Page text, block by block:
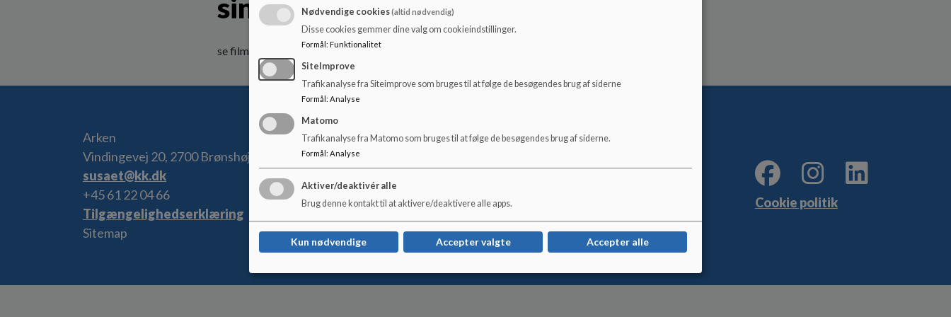
sin funktion i Arken
se film
Arken
Vindingevej 20, 2700 Brønshøj
susaet@kk.dk
+45 61 22 04 66
Tilgængelighedserklæring
Sitemap
Cookie politik
Nødvendige cookies(altid nødvendig)
Disse cookies gemmer dine valg om cookieindstillinger.
Formål : Funktionalitet
SiteImprove
Trafikanalyse fra Siteimprove som bruges til at følge de besøgendes brug af siderne
Formål : Analyse
Matomo
Trafikanalyse fra Matomo som bruges til at følge de besøgendes brug af siderne.
Formål: Analyse
Aktiver/deaktivér alle
Brug denne kontakt til at aktivere/deaktivere alle apps.
Kun nødvendige Accepter valgte Accepter alle